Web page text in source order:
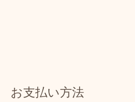
お支払い方法